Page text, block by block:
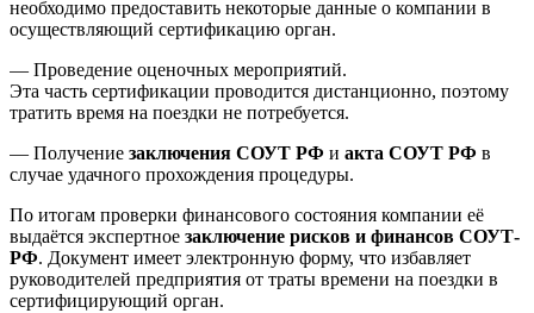
необходимо предоставить некоторые данные о компании в
осуществляющий сертификацию орган.
— Проведение оценочных мероприятий.
Эта часть сертификации проводится дистанционно, поэтому
тратить время на поездки не потребуется.
— Получение заключения СОУТ РФ и акта СОУТ РФ в
случае удачного прохождения процедуры.
По итогам проверки финансового состояния компании её
выдаётся экспертное заключение рисков и финансов СОУТ-
РФ. Документ имеет электронную форму, что избавляет
руководителей предприятия от траты времени на поездки в
сертифицирующий орган.